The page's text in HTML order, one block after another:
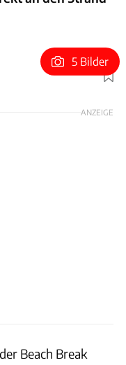
Foto: Land Rover
5 Bilder
ANZEIGE
Beach Break